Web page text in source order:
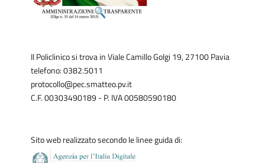
Il Policlinico si trova in Viale Camillo Golgi 19, 27100 Pavia
telefono: 0382.5011
protocollo@pec.smatteo.pv.it
C.F. 00303490189 - P. IVA 00580590180
Sito web realizzato secondo le linee guida di: